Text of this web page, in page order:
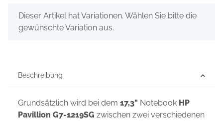
x
Dieser Artikel hat Variationen. Wählen Sie bitte die
gewünschte Variation aus.
Beschreibung
Grundsätzlich wird bei dem 17,3" Notebook HP
Pavillion G7-1219SG zwischen zwei verschiedenen